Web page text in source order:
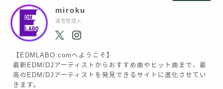
miroku
運営管理人
【EDMLABO.comへようこそ】
最新EDM/DJアーティストからおすすめ曲やヒット曲まで、最
高のEDM/DJアーティストを発見できるサイトに進化させてい
きます。